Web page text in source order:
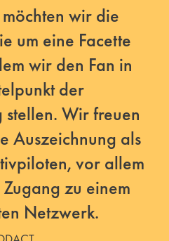
wir die
um eine Facette
wir den Fan in
der
Wir freuen
Auszeichnung als
vor allem
zu einem
Netzwerk.